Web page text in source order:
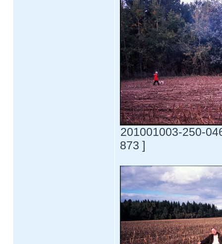
201001003-250-
873 ]